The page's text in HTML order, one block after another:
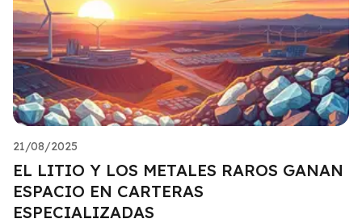
21/08/2025
EL LITIO Y LOS METALES RAROS GANAN
ESPACIO EN CARTERAS
ESPECIALIZADAS